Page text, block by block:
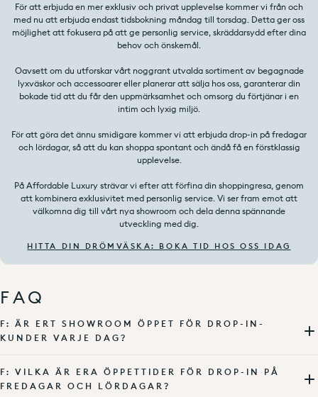
För att erbjuda en mer exklusiv och privat upplevelse kommer vi från och
med nu att erbjuda endast tidsbokning måndag till torsdag. Detta ger oss
möjlighet att fokusera på att ge personlig service, skräddarsydd efter dina
behov och önskemål.
Oavsett om du utforskar vårt noggrant utvalda sortiment av begagnade
lyxväskor och accessoarer eller planerar att sälja hos oss, garanterar din
bokade tid att du får den uppmärksamhet och omsorg du förtjänar i en
intim och lyxig miljö.
För att göra det ännu smidigare kommer vi att erbjuda drop-in på fredagar
och lördagar, så att du kan shoppa spontant och ändå få en förstklassig
upplevelse.
På Affordable Luxury strävar vi efter att förfina din shoppingresa, genom
att kombinera exklusivitet med personlig service. Vi ser fram emot att
välkomna dig till vårt nya showroom och dela denna spännande
utveckling med dig.
HITTA DIN DRÖMVÄSKA: BOKA TID HOS OSS IDAG
FAQ
F: ÄR ERT SHOWROOM ÖPPET FÖR DROP-IN-
KUNDER VARJE DAG?
F: VILKA ÄR ERA ÖPPETTIDER FÖR DROP-IN PÅ
FREDAGAR OCH LÖRDAGAR?